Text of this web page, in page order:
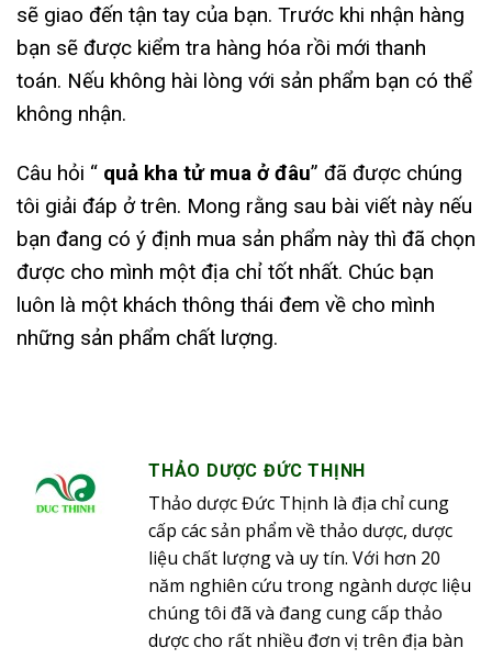
sẽ giao đến tận tay của bạn. Trước khi nhận hàng
bạn sẽ được kiểm tra hàng hóa rồi mới thanh
toán. Nếu không hài lòng với sản phẩm bạn có thể
không nhận.
Câu hỏi “ quả kha tử mua ở đâu” đã được chúng
tôi giải đáp ở trên. Mong rằng sau bài viết này nếu
bạn đang có ý định mua sản phẩm này thì đã chọn
được cho mình một địa chỉ tốt nhất. Chúc bạn
luôn là một khách thông thái đem về cho mình
những sản phẩm chất lượng.
THẢO DƯỢC ĐỨC THỊNH
Thảo dược Đức Thịnh là địa chỉ cung
cấp các sản phẩm về thảo dược, dược
liệu chất lượng và uy tín. Với hơn 20
năm nghiên cứu trong ngành dược liệu
chúng tôi đã và đang cung cấp thảo
dược cho rất nhiều đơn vị trên địa bàn